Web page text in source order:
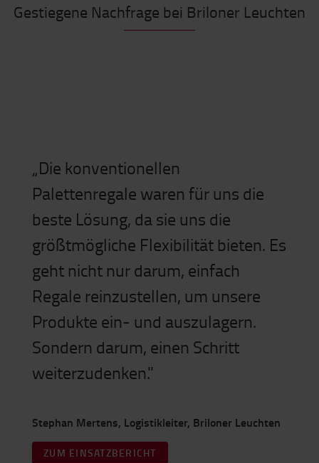
Gestiegene Nachfrage bei Briloner Leuchten
„Die konventionellen
Palettenregale waren für uns die
beste Lösung, da sie uns die
größtmögliche Flexibilität bieten. Es
geht nicht nur darum, einfach
Regale reinzustellen, um unsere
Produkte ein- und auszulagern.
Sondern darum, einen Schritt
weiterzudenken."
Stephan Mertens, Logistikleiter, Briloner Leuchten
ZUM EINSATZBERICHT